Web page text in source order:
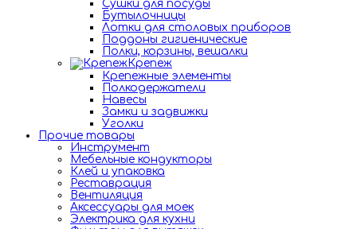
Сушки для посуды
Бутылочницы
Лотки для столовых приборов
Поддоны гигиенические
Полки, корзины, вешалки
Крепеж
Крепежные элементы
Полкодержатели
Навесы
Замки и задвижки
Уголки
Прочие товары
Инструмент
Мебельные кондукторы
Клей и упаковка
Реставрация
Вентиляция
Аксессуары для моек
Электрика для кухни